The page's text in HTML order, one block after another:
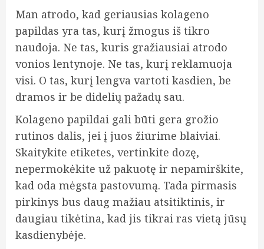
Man atrodo, kad geriausias kolageno
papildas yra tas, kurį žmogus iš tikro
naudoja. Ne tas, kuris gražiausiai atrodo
vonios lentynoje. Ne tas, kurį reklamuoja
visi. O tas, kurį lengva vartoti kasdien, be
dramos ir be didelių pažadų sau.
Kolageno papildai gali būti gera grožio
rutinos dalis, jei į juos žiūrime blaiviai.
Skaitykite etiketes, vertinkite dozę,
nepermokėkite už pakuotę ir nepamirškite,
kad oda mėgsta pastovumą. Tada pirmasis
pirkinys bus daug mažiau atsitiktinis, ir
daugiau tikėtina, kad jis tikrai ras vietą jūsų
kasdienybėje.